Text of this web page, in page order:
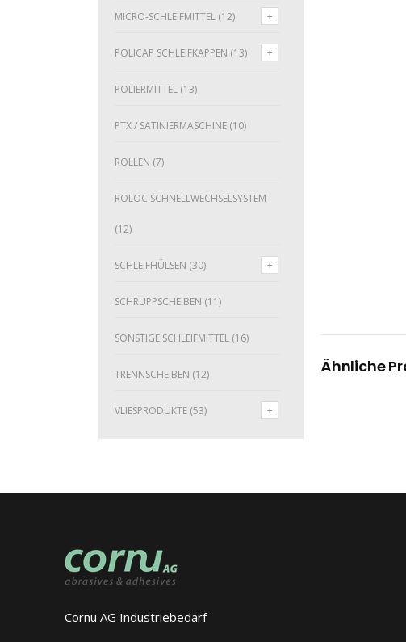
MICRO-SCHLEIFMITTEL (12)
POLICAP SCHLEIFKAPPEN (13)
POLIERMITTEL (13)
PTX / SATINIERMASCHINE (10)
ROLLEN (7)
ROLOC SCHNELLWECHSELSYSTEM
(12)
SCHLEIFHÜLSEN (30)
SCHRUPPSCHEIBEN (11)
SONSTIGE SCHLEIFMITTEL (16)
TRENNSCHEIBEN (12)
VLIESPRODUKTE (53)
Ähnliche
Cornu AG Industriebedarf